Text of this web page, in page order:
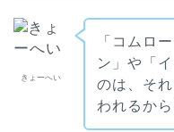
きょーへい
「コムロ
ン」や「
のは、そ
われるか